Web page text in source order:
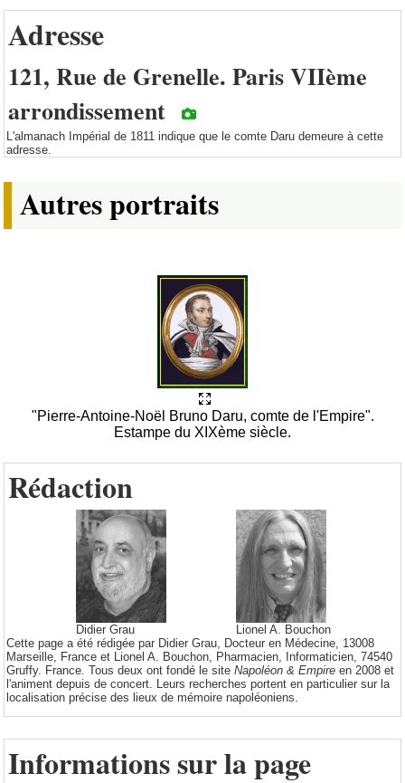
Adresse
121, Rue de Grenelle. Paris VIIème
arrondissement
L'almanach Impérial de 1811 indique que le comte Daru demeure à cette
adresse.
Autres portraits
"Pierre-Antoine-Noël Bruno Daru, comte de l'Empire".
Estampe du XIXème siècle.
Rédaction
Didier Grau
Lionel A. Bouchon
Cette page a été rédigée par Didier Grau, Docteur en Médecine, 13008
Marseille, France et Lionel A. Bouchon, Pharmacien, Informaticien, 74540
Gruffy. France. Tous deux ont fondé le site Napoléon & Empire en 2008 et
l'animent depuis de concert. Leurs recherches portent en particulier sur la
localisation précise des lieux de mémoire napoléoniens.
Informations sur la page